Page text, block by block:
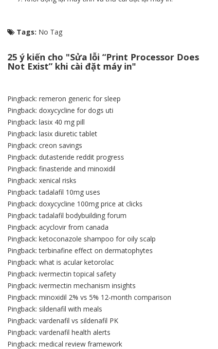
Tags: No Tag
25 ý kiến ​​cho "Sửa lỗi “Print Processor Does
Not Exist” khi cài đặt máy in"
Pingback: remeron generic for sleep
Pingback: doxycycline for dogs uti
Pingback: lasix 40 mg pill
Pingback: lasix diuretic tablet
Pingback: creon savings
Pingback: dutasteride reddit progress
Pingback: finasteride and minoxidil
Pingback: xenical risks
Pingback:tadalafil 10mg uses
Pingback: doxycycline 100mg price at clicks
Pingback:tadalafil bodybuilding forum
Pingback: acyclovir from canada
Pingback: ketoconazole shampoo for oily scalp
Pingback:terbinafine effect on dermatophytes
Pingback: what is acular ketorolac
Pingback: ivermectin topical safety
Pingback: ivermectin mechanism insights
Pingback: minoxidil 2% vs 5% 12‑month comparison
Pingback: sildenafil with meals
Pingback: vardenafil vs sildenafil PK
Pingback: vardenafil health alerts
Pingback: medical review framework